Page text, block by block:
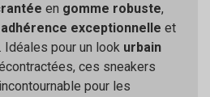
en gomme robuste,
adhérence exceptionnelle et
. Idéales pour un look urbain
ces sneakers
pour les